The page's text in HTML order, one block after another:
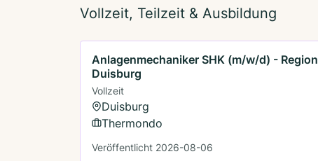
Vollzeit, Teilzeit & Ausbildung
Anlagenmechaniker SHK (m/w/d) - Region
Duisburg
Vollzeit
Duisburg
Thermondo
Veröffentlicht 2026-08-06